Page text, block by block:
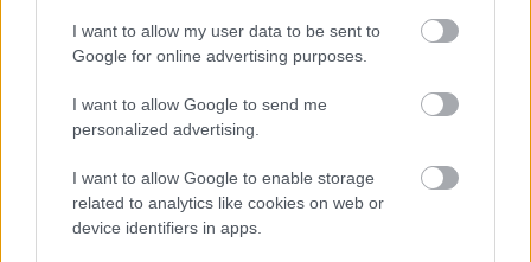
I want to allow my user data to be sent to
Google for online advertising purposes.
I want to allow Google to send me
personalized advertising.
I want to allow Google to enable storage
related to analytics like cookies on web or
device identifiers in apps.